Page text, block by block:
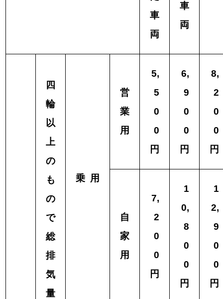
車
両
車
両
四
輪
以
上
の
も
の
で
総
排
気
量
乗 用
営
業
用
5,
5
0
0
円
6,
9
0
0
円
8,
2
0
0
円
自
家
用
7,
2
0
0
円
1
0,
8
0
0
円
1
2,
9
0
0
円